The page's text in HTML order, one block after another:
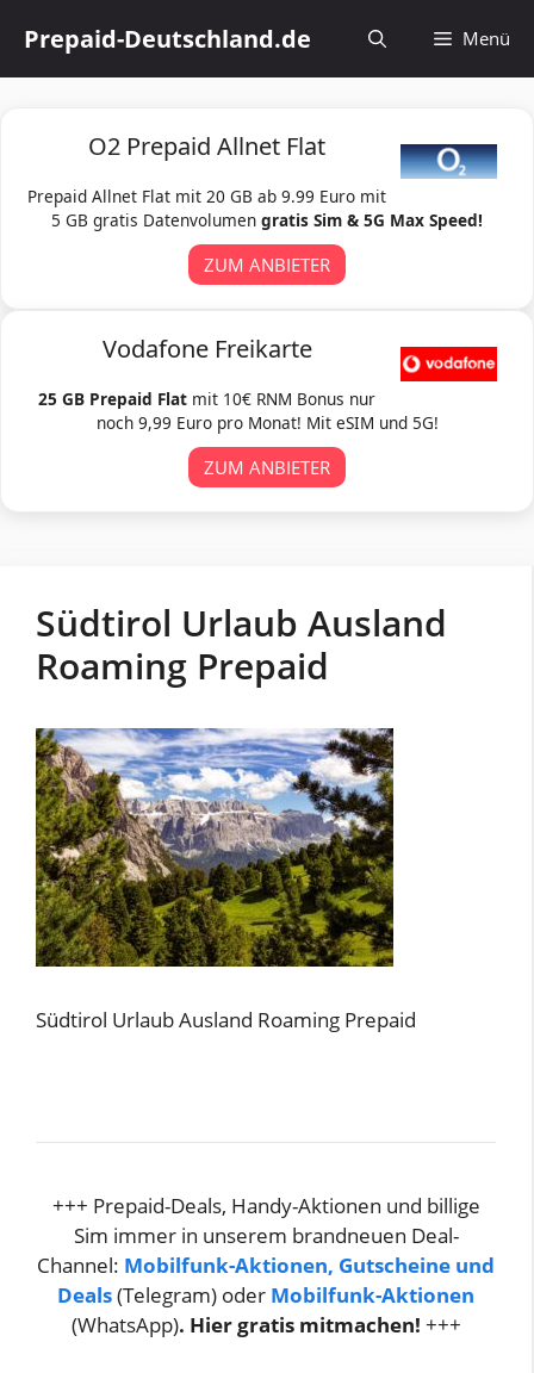
Inhalt
springen
Prepaid-Deutschland.de Menü
O2 Prepaid Allnet Flat
Prepaid Allnet Flat mit 20 GB ab 9.99 Euro mit
5 GB gratis Datenvolumen gratis Sim & 5G Max Speed!
ZUM ANBIETER
Vodafone Freikarte
25 GB Prepaid Flat mit 10€ RNM Bonus nur
noch 9,99 Euro pro Monat! Mit eSIM und 5G!
ZUM ANBIETER
Südtirol Urlaub Ausland
Roaming Prepaid
Südtirol Urlaub Ausland Roaming Prepaid
+++ Prepaid-Deals, Handy-Aktionen und billige
Sim immer in unserem brandneuen Deal-
Channel: Mobilfunk-Aktionen, Gutscheine und
Deals(Telegram) oder Mobilfunk-Aktionen
(WhatsApp). Hier gratis mitmachen! +++